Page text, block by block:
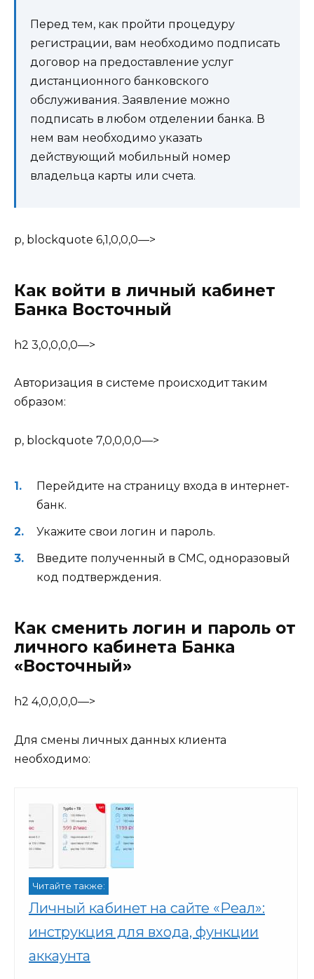
Перед тем, как пройти процедуру
регистрации, вам необходимо подписать
договор на предоставление услуг
дистанционного банковского
обслуживания. Заявление можно
подписать в любом отделении банка. В
нем вам необходимо указать
действующий мобильный номер
владельца карты или счета.
p, blockquote 6,1,0,0,0—>
Как войти в личный кабинет
Банка Восточный
h2 3,0,0,0,0—>
Авторизация в системе происходит таким
образом:
p, blockquote 7,0,0,0,0—>
Перейдите на страницу входа в интернет-
банк.
Укажите свои логин и пароль.
Введите полученный в СМС, одноразовый
код подтверждения.
Как сменить логин и пароль от
личного кабинета Банка
«Восточный»
h2 4,0,0,0,0—>
Для смены личных данных клиента
необходимо:
Читайте также:
Личный кабинет на сайте «Реал»:
инструкция для входа, функции
аккаунта